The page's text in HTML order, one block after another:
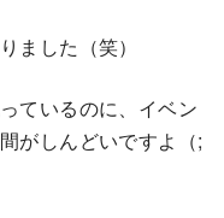
ました（笑）
ているのに、イベン
がしんどいですよ（;